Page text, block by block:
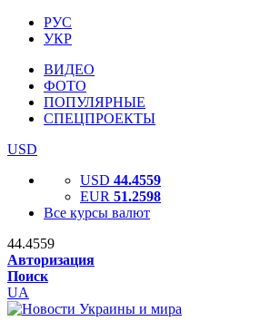
РУС
УКР
ВИДЕО
ФОТО
ПОПУЛЯРНЫЕ
СПЕЦПРОЕКТЫ
USD
USD 44.4559
EUR 51.2598
Все курсы валют
44.4559
Авторизация
Поиск
UA